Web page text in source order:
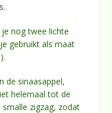
nog twee lichte
gebruikt als maat
).
de sinaasappel,
helemaal tot de
zigzag, zodat